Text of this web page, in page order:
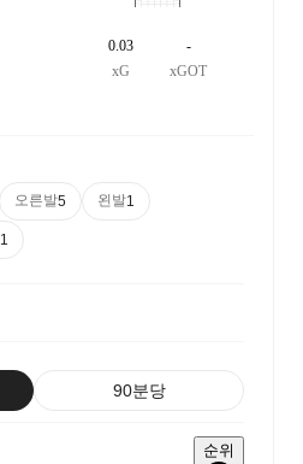
0.03
xG
-
xGOT
오른발5 왼발1
1
90분당
순위